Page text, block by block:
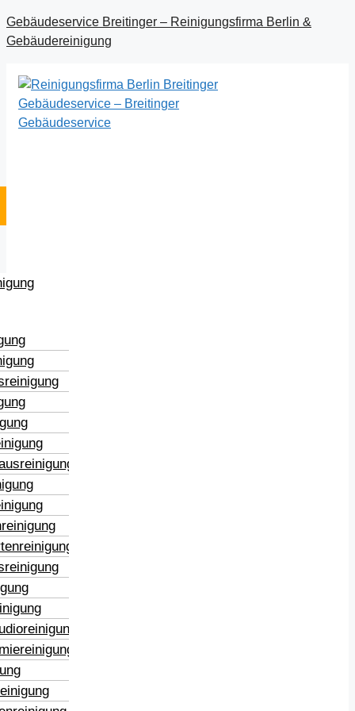
Gebäudeservice Breitinger – Reinigungsfirma Berlin &
Gebäudereinigung